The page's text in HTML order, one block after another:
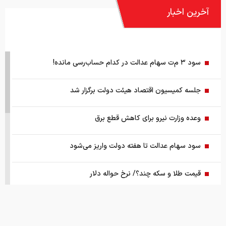
آخرین اخبار
سود ۳ م‌ت سهام عدالت در کدام حساب‌رسی‌ مانده!
جلسه کمیسیون اقتصاد هیئت دولت برگزار شد
وعده وزارت نیرو برای کاهش قطع برق
سود سهام عدالت تا هفته دولت واریز می‌شود
قیمت طلا و سکه چند؟/ نرخ حواله دلار